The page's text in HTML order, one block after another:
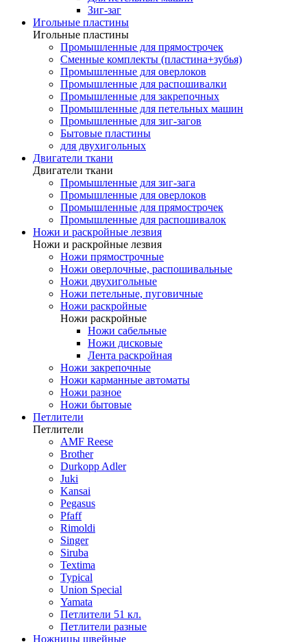
Зиг-заг
Игольные пластины
Игольные пластины
Промышленные для прямострочек
Сменные комплекты (пластина+зубья)
Промышленные для оверлоков
Промышленные для распошивалки
Промышленные для закрепочных
Промышленные для петельных машин
Промышленные для зиг-загов
Бытовые пластины
для двухигольных
Двигатели ткани
Двигатели ткани
Промышленные для зиг-зага
Промышленные для оверлоков
Промышленные для прямострочек
Промышленные для распошивалок
Ножи и раскройные лезвия
Ножи и раскройные лезвия
Ножи прямострочные
Ножи оверлочные, распошивальные
Ножи двухигольные
Ножи петельные, пуговичные
Ножи раскройные
Ножи раскройные
Ножи сабельные
Ножи дисковые
Лента раскройная
Ножи закрепочные
Ножи карманные автоматы
Ножи разное
Ножи бытовые
Петлители
Петлители
AMF Reese
Brother
Durkopp Adler
Juki
Kansai
Pegasus
Pfaff
Rimoldi
Singer
Siruba
Textima
Typical
Union Special
Yamata
Петлители 51 кл.
Петлители разные
Ножницы швейные